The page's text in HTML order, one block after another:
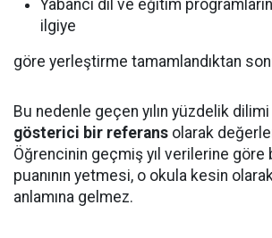
Yabancı dil ve eğitim
ilgiye
göre yerleştirme tamamlandıktan
Bu nedenle geçen yılın yüzdelik dilimi
gösterici bir referans olarak
Öğrencinin geçmiş yıl verilerine göre
puanının yetmesi, o okula kesin
anlamına gelmez.